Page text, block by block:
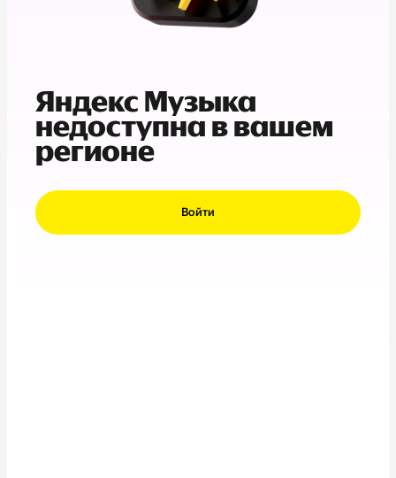
Яндекс Музыка
недоступна в вашем
регионе
Войти